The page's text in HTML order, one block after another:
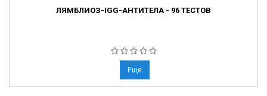
ЛЯМБЛИОЗ-IGG-АНТИТЕЛА - 96 ТЕСТОВ
Еще